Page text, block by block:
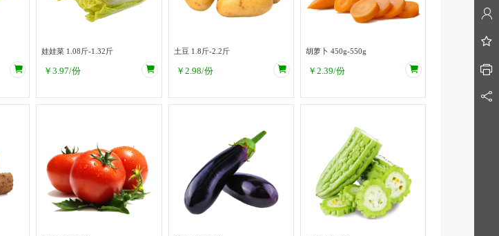
娃娃菜 1.08斤-1.32斤
￥3.97/份
土豆 1.8斤-2.2斤
￥ 2.98/份
胡萝卜 450g-550g
￥ 2.39/份